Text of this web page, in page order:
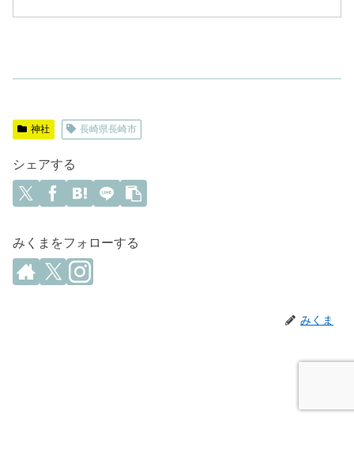
神社 長崎県長崎市
シェアする
みくまをフォローする
みくま